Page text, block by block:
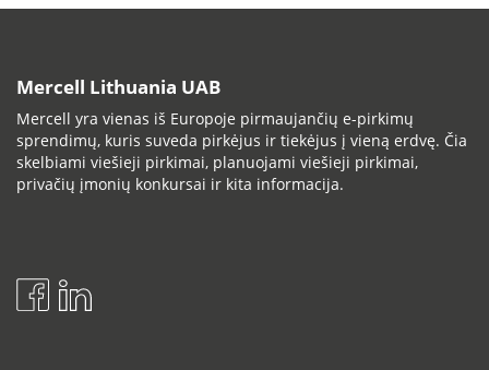
Mercell Lithuania UAB
Mercell yra vienas iš Europoje pirmaujančių e-pirkimų
sprendimų, kuris suveda pirkėjus ir tiekėjus į vieną erdvę. Čia
skelbiami viešieji pirkimai, planuojami viešieji pirkimai,
privačių įmonių konkursai ir kita informacija.